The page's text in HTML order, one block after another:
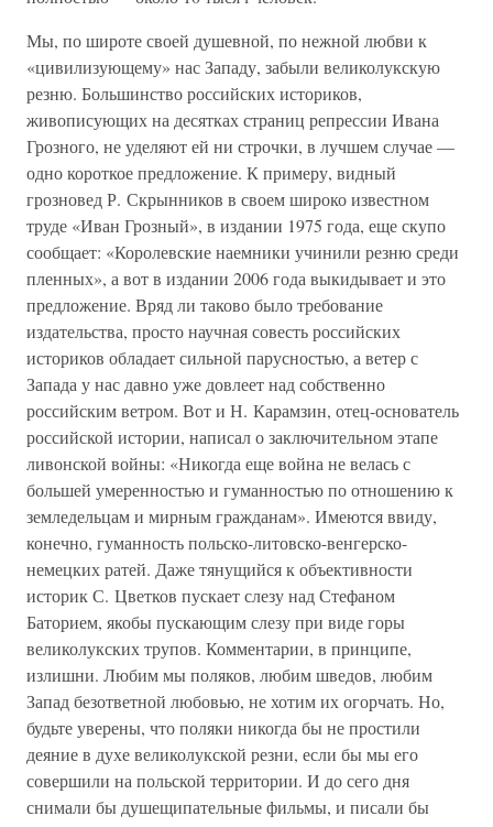
Мы, по широте своей душевной, по нежной любви к
«цивилизующему» нас Западу, забыли великолукскую
резню. Большинство российских историков,
живописующих на десятках страниц репрессии Ивана
Грозного, не уделяют ей ни строчки, в лучшем случае —
одно короткое предложение. К примеру, видный
грозновед Р. Скрынников в своем широко известном
труде «Иван Грозный», в издании 1975 года, еще скупо
сообщает: «Королевские наемники учинили резню среди
пленных», а вот в издании 2006 года выкидывает и это
предложение. Вряд ли таково было требование
издательства, просто научная совесть российских
историков обладает сильной парусностью, а ветер с
Запада у нас давно уже довлеет над собственно
российским ветром. Вот и Н. Карамзин, отец-основатель
российской истории, написал о заключительном этапе
ливонской войны: «Никогда еще война не велась с
большей умеренностью и гуманностью по отношению к
земледельцам и мирным гражданам». Имеются ввиду,
конечно, гуманность польско-литовско-венгерско-
немецких ратей. Даже тянущийся к объективности
историк С. Цветков пускает слезу над Стефаном
Баторием, якобы пускающим слезу при виде горы
великолукских трупов. Комментарии, в принципе,
излишни. Любим мы поляков, любим шведов, любим
Запад безответной любовью, не хотим их огорчать. Но,
будьте уверены, что поляки никогда бы не простили
деяние в духе великолукской резни, если бы мы его
совершили на польской территории. И до сего дня
снимали бы душещипательные фильмы, и писали бы